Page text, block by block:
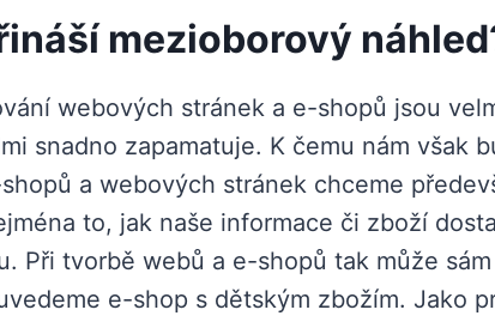
mezioborový
webových stránek a e-shopů jsou
snadno zapamatuje. K čemu nám však
a webových stránek chceme
to, jak naše informace či zboží
Při tvorbě webů a e-shopů tak může
e-shop s dětským zbožím. Jako